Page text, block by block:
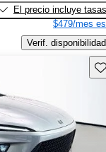
El precio incluye tasas
$479/mes
Verif. disponibilidad